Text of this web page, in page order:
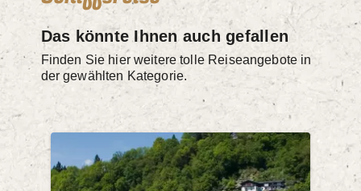
Das könnte Ihnen auch gefallen
Finden Sie hier weitere tolle Reiseangebote in
der gewählten Kategorie.